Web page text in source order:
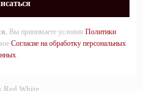
, Вы принимаете условия Политики
Согласие на обработку персональных
.